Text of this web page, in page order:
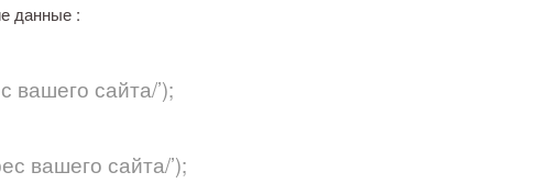
данные :
вашего сайта/’);
вашего сайта/’);